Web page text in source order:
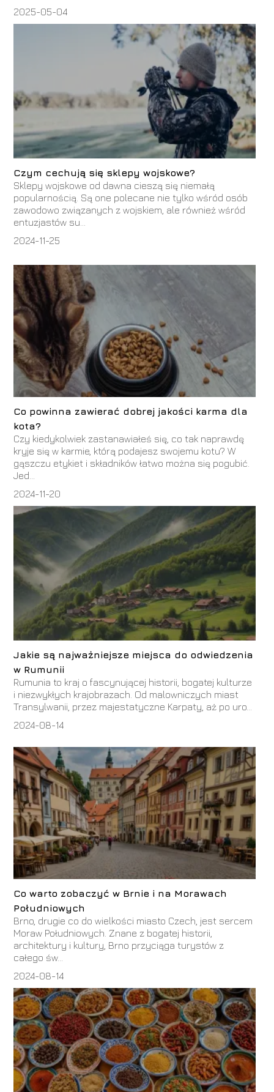
2025-05-04
Czym cechują się sklepy wojskowe?
Sklepy wojskowe od dawna cieszą się niemałą
popularnością. Są one polecane nie tylko wśród osób
zawodowo związanych z wojskiem, ale również wśród
entuzjastów su...
2024-11-25
Co powinna zawierać dobrej jakości karma dla
kota?
Czy kiedykolwiek zastanawiałeś się, co tak naprawdę
kryje się w karmie, którą podajesz swojemu kotu? W
gąszczu etykiet i składników łatwo można się pogubić.
Jed...
2024-11-20
Jakie są najważniejsze miejsca do odwiedzenia
w Rumunii
Rumunia to kraj o fascynującej historii, bogatej kulturze
i niezwykłych krajobrazach. Od malowniczych miast
Transylwanii, przez majestatyczne Karpaty, aż po uro...
2024-08-14
Co warto zobaczyć w Brnie i na Morawach
Południowych
Brno, drugie co do wielkości miasto Czech, jest sercem
Moraw Południowych. Znane z bogatej historii,
architektury i kultury, Brno przyciąga turystów z
całego św...
2024-08-14